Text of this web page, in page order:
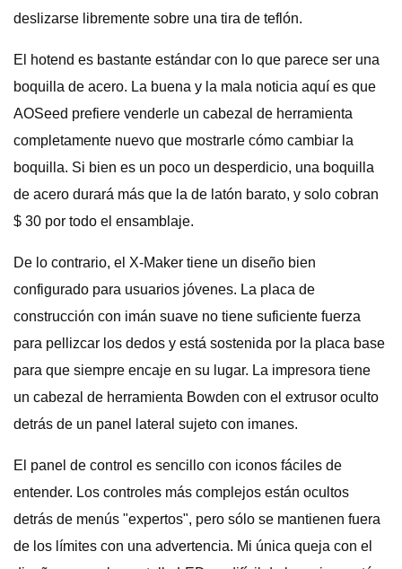
deslizarse libremente sobre una tira de teflón.
El hotend es bastante estándar con lo que parece ser una
boquilla de acero. La buena y la mala noticia aquí es que
AOSeed prefiere venderle un cabezal de herramienta
completamente nuevo que mostrarle cómo cambiar la
boquilla. Si bien es un poco un desperdicio, una boquilla
de acero durará más que la de latón barato, y solo cobran
$ 30 por todo el ensamblaje.
De lo contrario, el X-Maker tiene un diseño bien
configurado para usuarios jóvenes. La placa de
construcción con imán suave no tiene suficiente fuerza
para pellizcar los dedos y está sostenida por la placa base
para que siempre encaje en su lugar. La impresora tiene
un cabezal de herramienta Bowden con el extrusor oculto
detrás de un panel lateral sujeto con imanes.
El panel de control es sencillo con iconos fáciles de
entender. Los controles más complejos están ocultos
detrás de menús "expertos", pero sólo se mantienen fuera
de los límites con una advertencia. Mi única queja con el